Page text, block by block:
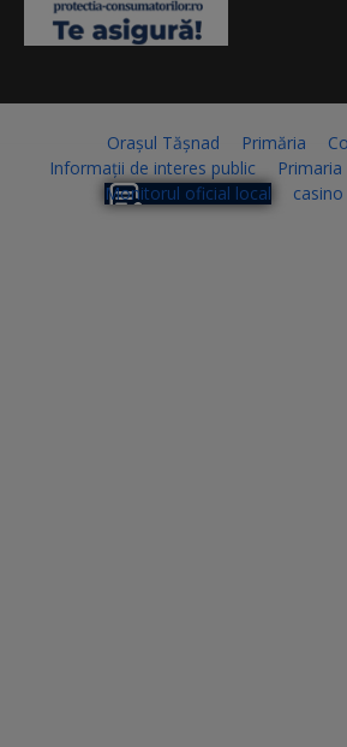
Orașul Tășnad Primăria
Informații de interes public
Monitorul oficial local